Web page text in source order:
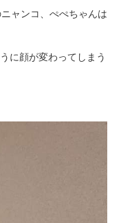
ャンコ、ぺぺちゃんは
に顔が変わってしまう